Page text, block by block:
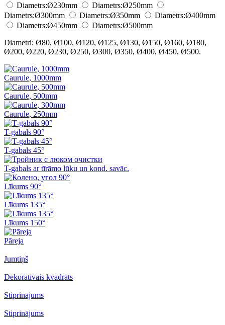
Diametrs:Ø230mm Diametrs:Ø250mm
Diametrs:Ø300mm Diametrs:Ø350mm Diametrs:Ø400mm
Diametrs:Ø450mm Diametrs:Ø500mm
Diametri: Ø80, Ø100, Ø120, Ø125, Ø130, Ø150, Ø160, Ø180,
Ø200, Ø220, Ø230, Ø250, Ø300, Ø350, Ø400, Ø450, Ø500.
Caurule, 1000mm
Caurule, 500mm
Caurule, 250mm
T-gabals 90°
T-gabals 45°
T-gabals ar tīrāmo lūku un kond. savāc.
Līkums 90°
Līkums 135°
Līkums 150°
Pāreja
Jumtiņš
Dekoratīvais kvadrāts
Stiprinājums
Stiprinājums